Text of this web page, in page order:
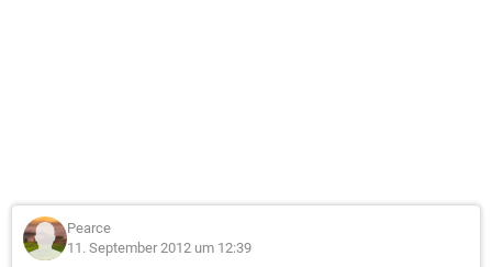
Pearce
11. September 2012 um 12:39